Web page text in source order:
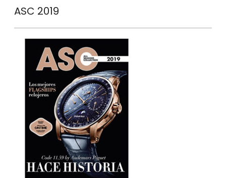
ASC 2019